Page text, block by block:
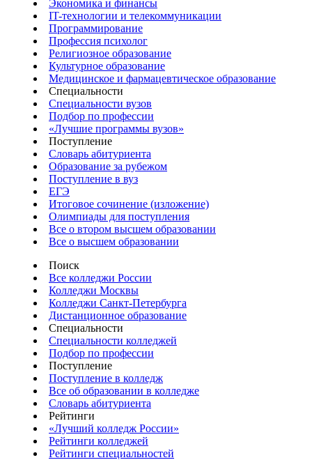
Экономика и финансы
IT-технологии и телекоммуникации
Программирование
Профессия психолог
Религиозное образование
Культурное образование
Медицинское и фармацевтическое образование
Специальности
Специальности вузов
Подбор по профессии
«Лучшие программы вузов»
Поступление
Словарь абитуриента
Образование за рубежом
Поступление в вуз
ЕГЭ
Итоговое сочинение (изложение)
Олимпиады для поступления
Все о втором высшем образовании
Все о высшем образовании
Поиск
Все колледжи России
Колледжи Москвы
Колледжи Санкт-Петербурга
Дистанционное образование
Специальности
Специальности колледжей
Подбор по профессии
Поступление
Поступление в колледж
Все об образовании в колледже
Словарь абитуриента
Рейтинги
«Лучший колледж России»
Рейтинги колледжей
Рейтинги специальностей